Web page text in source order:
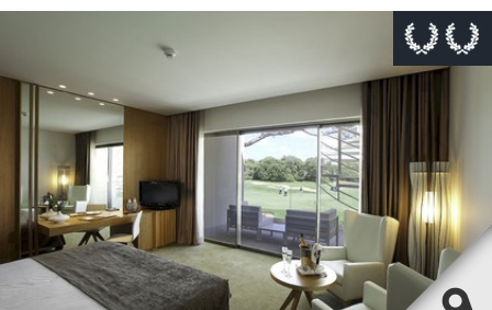
This page can't load Google Maps correctly.
Do you own this website?
OK